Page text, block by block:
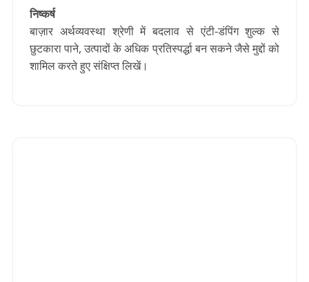
निष्कर्ष
बाज़ार अर्थव्यवस्था श्रेणी में बदलाव से एंटी-डंपिंग शुल्क से
छुटकारा पाने, उत्पादों के अधिक प्रतिस्पर्द्धा बन सकने जैसे मुद्दों को
शामिल करते हुए संक्षिप्त लिखें।